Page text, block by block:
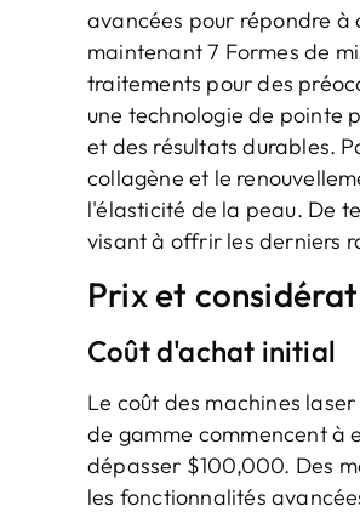
avancées pour répondre à
maintenant 7 Formes de
traitements pour des
une technologie de pointe
et des résultats durables.
collagène et le
l'élasticité de la peau. De
visant à offrir les derniers
Prix ​​et
Coût d'achat initial
Le coût des machines
de gamme commencent à
dépasser $100,000. Des
les fonctionnalités